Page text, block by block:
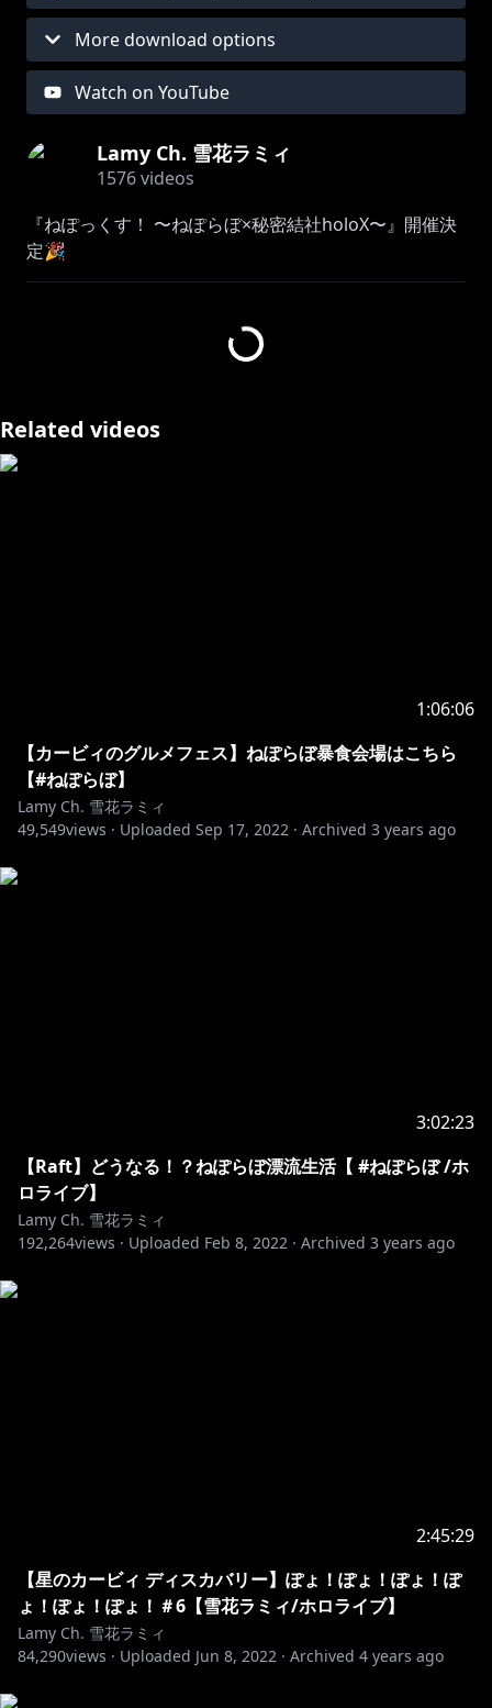
More download options
Watch on YouTube
Lamy Ch. 雪花ラミィ
1576videos
『ねぽっくす！ 〜ねぽらぼ×秘密結社holoX〜』開催決
定🎉
◾️『ねぽっくす！』イベント公式サイト
▷https://contents-abema.com/nepox2026/
30~5/27(水)23：59
▷https://x.com/NepoX_ABEMA
#ねぽっくす でポスト！
◾️会場・日時
#尾丸ポルカ @OmaruPolka
秘密結社holoX
#ラプラス・ダークネス @LaplusDarknesss
これに対し、NGワードを設定して予防を行っておりま
すが、当該対応は政治的意図を含むものではなく、タレ
ントの安全な配信を担保するためである旨ご理解くださ
い。
Related videos
1:06:06
【カービィのグルメフェス】ねぽらぼ暴食会場はこちら
【#ねぽらぼ】
Lamy Ch. 雪花ラミィ
49,549views · Uploaded Sep 17, 2022 · Archived 3 years ago
3:02:23
【Raft】どうなる！？ねぽらぼ漂流生活【 #ねぽらぼ /ホ
ロライブ】
Lamy Ch. 雪花ラミィ
192,264views · Uploaded Feb 8, 2022 · Archived 3 years ago
2:45:29
【星のカービィ ディスカバリー】ぽょ！ぽょ！ぽょ！ぽ
ょ！ぽょ！ぽょ！＃6【雪花ラミィ/ホロライブ】
Lamy Ch. 雪花ラミィ
84,290views · Uploaded Jun 8, 2022 · Archived 4 years ago